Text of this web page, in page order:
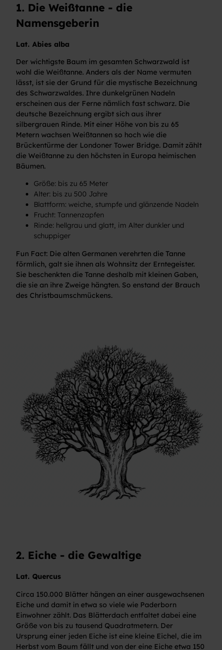
1. Die Weißtanne - die
Namensgeberin
Lat. Abies alba
Der wichtigste Baum im gesamten Schwarzwald ist
wohl die Weißtanne. Anders als der Name vermuten
lässt, ist sie der Grund für die mystische Bezeichnung
des Schwarzwaldes. Ihre dunkelgrünen Nadeln
erscheinen aus der Ferne nämlich fast schwarz. Die
deutsche Bezeichnung ergibt sich aus ihrer
silbergrauen Rinde. Mit einer Höhe von bis zu 65
Metern wachsen Weißtannen so hoch wie die
Brückentürme der Londoner Tower Bridge. Damit zählt
die Weißtanne zu den höchsten in Europa heimischen
Bäumen.
Größe: bis zu 65 Meter
Alter: bis zu 500 Jahre
Blattform: weiche, stumpfe und glänzende Nadeln
Frucht: Tannenzapfen
Rinde: hellgrau und glatt, im Alter dunkler und
schuppiger
Fun Fact: Die alten Germanen verehrten die Tanne
förmlich, galt sie ihnen als Wohnsitz der Erntegeister.
Sie beschenkten die Tanne deshalb mit kleinen Gaben,
die sie an ihre Zweige hängten. So enstand der Brauch
des Christbaumschmückens.
2. Eiche - die Gewaltige
Lat. Quercus
Circa 150.000 Blätter hängen an einer ausgewachsenen
Eiche und damit in etwa so viele wie Paderborn
Einwohner zählt. Das Blätterdach entfaltet dabei eine
Größe von bis zu tausend Quadratmetern. Der
Ursprung einer jeden Eiche ist eine kleine Eichel, die im
Herbst vom Baum fällt und von der eine Eiche etwa 150